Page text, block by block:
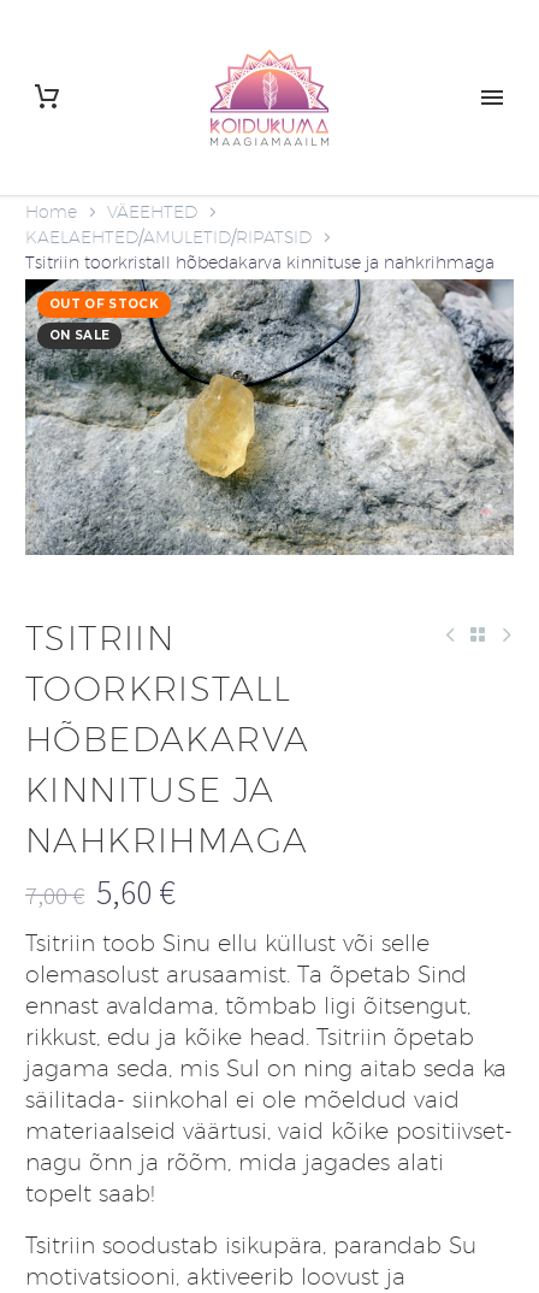
Home
VÄEEHTED
KAELAEHTED/AMULETID/RIPATSID
Tsitriin toorkristall hõbedakarva kinnituse ja nahkrihmaga
OUT OF STOCK
ON SALE
TSITRIIN
TOORKRISTALL
HÕBEDAKARVA
KINNITUSE JA
NAHKRIHMAGA
7,00€
Algne
hind
oli:
7,00 €.
5,60 €
Praegune
hind
on:
5,60 €.
Tsitriin toob Sinu ellu küllust või selle
olemasolust arusaamist. Ta õpetab Sind
ennast avaldama, tõmbab ligi õitsengut,
rikkust, edu ja kõike head. Tsitriin õpetab
jagama seda, mis Sul on ning aitab seda ka
säilitada- siinkohal ei ole mõeldud vaid
materiaalseid väärtusi, vaid kõike positiivset-
nagu õnn ja rõõm, mida jagades alati
topelt saab!
Tsitriin soodustab isikupära, parandab Su
motivatsiooni, aktiveerib loovust ja